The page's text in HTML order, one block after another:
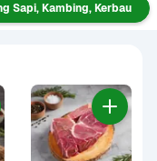
Sapi, Kambing, Kerbau